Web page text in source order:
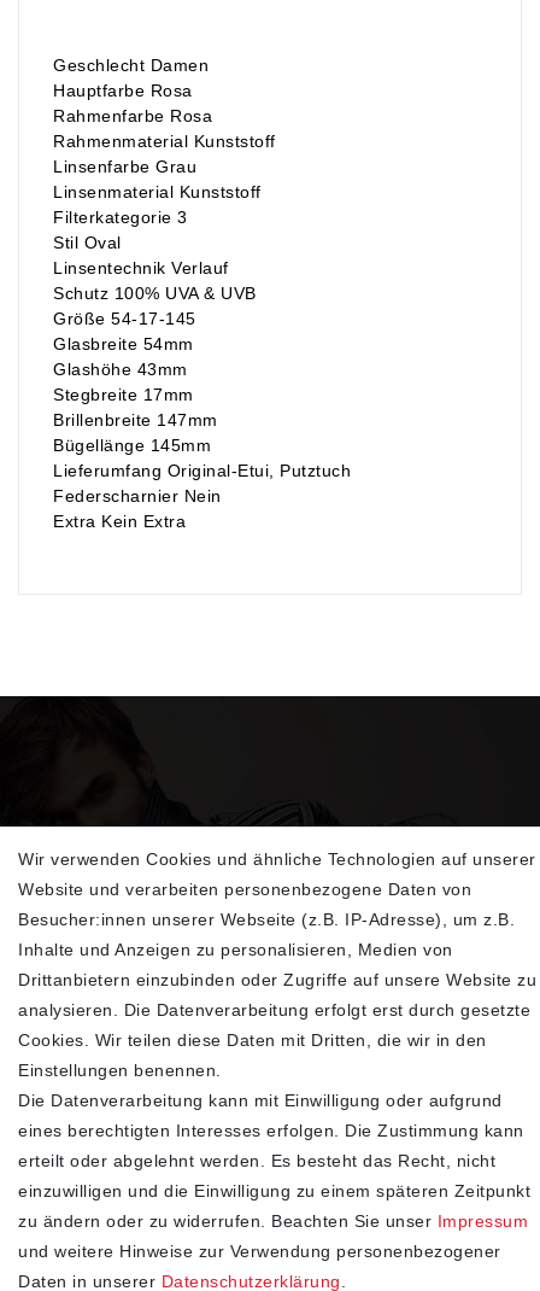
Geschlecht Damen
Hauptfarbe Rosa
Rahmenfarbe Rosa
Rahmenmaterial Kunststoff
Linsenfarbe Grau
Linsenmaterial Kunststoff
Filterkategorie 3
Stil Oval
Linsentechnik Verlauf
Schutz 100% UVA & UVB
Größe 54-17-145
Glasbreite 54mm
Glashöhe 43mm
Stegbreite 17mm
Brillenbreite 147mm
Bügellänge 145mm
Lieferumfang Original-Etui, Putztuch
Federscharnier Nein
Extra Kein Extra
Sehen Sie sich unsere neu eingetroffenen
Highlights an
SHOP
Impressum
Daten­schutz­erklärung
Wir verwenden Cookies und ähnliche Technologien auf unserer
Website und verarbeiten personenbezogene Daten von
Besucher:innen unserer Webseite (z.B. IP-Adresse), um z.B.
Inhalte und Anzeigen zu personalisieren, Medien von
Drittanbietern einzubinden oder Zugriffe auf unsere Website zu
analysieren. Die Datenverarbeitung erfolgt erst durch gesetzte
Cookies. Wir teilen diese Daten mit Dritten, die wir in den
Einstellungen benennen.
Die Datenverarbeitung kann mit Einwilligung oder aufgrund
eines berechtigten Interesses erfolgen. Die Zustimmung kann
erteilt oder abgelehnt werden. Es besteht das Recht, nicht
einzuwilligen und die Einwilligung zu einem späteren Zeitpunkt
zu ändern oder zu widerrufen. Beachten Sie unser Impressum
und weitere Hinweise zur Verwendung personenbezogener
Daten in unserer Daten­schutz­erklärung